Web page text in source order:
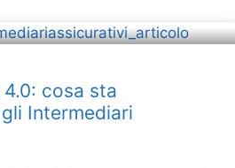
cosa sta
Intermediari